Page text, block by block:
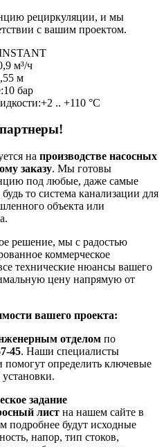
рециркуляции, и мы
с вашим проектом.
м³/ч
м
10 бар
+2 .. +110 °C
на производстве насосных
заказу. Мы готовы
под любые, даже самые
то система канализации для
объекта или
решение, мы с радостью
коммерческое
технические нюансы вашего
цену напрямую от
вашего проекта:
отделом по
45. Наши специалисты
помогут определить ключевые
задание
лист на нашем сайте в
подробнее будут исходные
напор, тип стоков,